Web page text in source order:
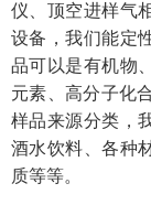
仪、顶空进样气
设备，我们能定
品可以是有机物
元素、高分子化
样品来源分类，
酒水饮料、各种
质等等。